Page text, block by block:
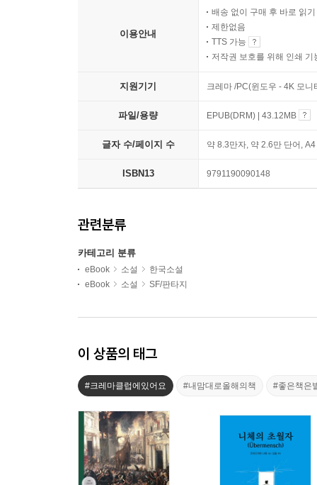
이용안내
배송 없이 구매 후 바로 읽기
제한없음
TTS 가능
저작권 보호를 위해 인쇄 기
지원기기 크레마 /PC(윈도우 - 4K 모
파일/용량 EPUB(DRM) | 43.12MB
글자 수/페이지 수 약 8.3만자, 약 2.6만 단어,
ISBN13 9791190090148
관련분류
카테고리 분류
eBook 소설
한국소설
eBook
소설 SF/판타지
이 상품의 태그
#크레마클럽에있어요 #내맘대로올해의책 #좋은책은